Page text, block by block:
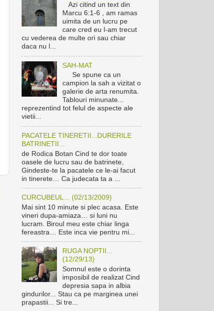
Azi citind un text din
Marcu 6:1-6 , am ramas
uimita de un lucru pe
care cred eu l-am trecut
cu vederea de multe ori sau chiar
daca nu l...
SAH-MAT
Se spune ca un
campion la sah a vizitat o
galerie de arta renumita.
Tablouri minunate...
reprezentind tot felul de aspecte ale
vietii...
PACATELE TINERETII...DURERILE
BATRINETII...
de Rodica Botan Cind te dor toate
oasele de lucru sau de batrinete,
Gindeste-te la pacatele ce le-ai facut
in tinerete… Ca judecata ta a ...
CURCUBEUL... (02/13/2009)
Mai sint 10 minute si plec acasa. Este
vineri dupa-amiaza… si luni nu
lucram. Biroul meu este chiar linga
fereastra… Este inca vie pentru mi...
RUGA NOPTII...
(12/29/13)
Somnul este o dorinta
imposibil de realizat Cind
depresia sapa in albia
gindurilor... Stau ca pe marginea unei
prapastii... Si tre...